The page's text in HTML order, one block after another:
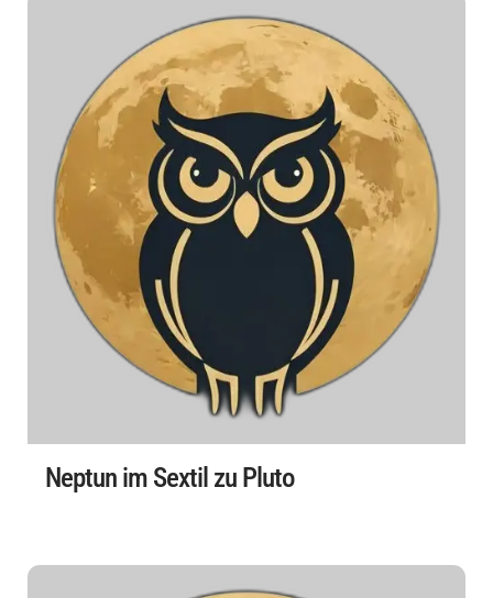
Neptun im Sextil zu Pluto